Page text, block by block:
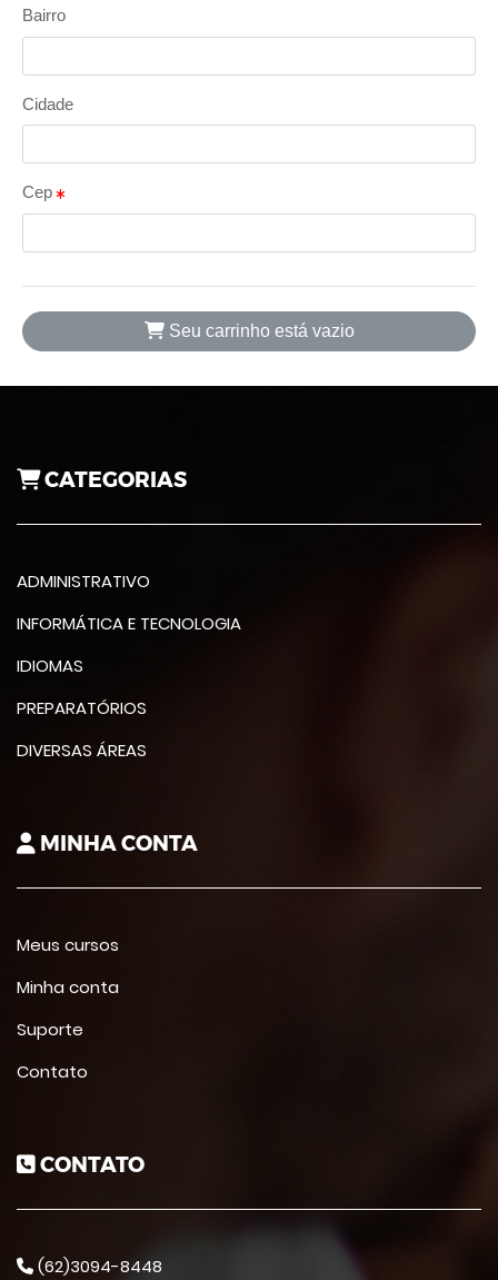
Bairro
Cidade
Cep
Seu carrinho está vazio
CATEGORIAS
ADMINISTRATIVO
INFORMÁTICA E TECNOLOGIA
IDIOMAS
PREPARATÓRIOS
DIVERSAS ÁREAS
MINHA CONTA
Meus cursos
Minha conta
Suporte
Contato
CONTATO
(62)3094-8448